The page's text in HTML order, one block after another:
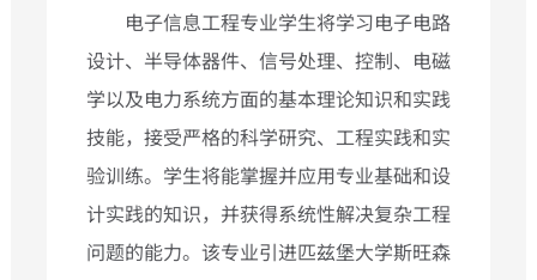
电子信息工程专业学生将学习电子电路
设计、半导体器件、信号处理、控制、电磁
学以及电力系统方面的基本理论知识和实践
技能，接受严格的科学研究、工程实践和实
验训练。学生将能掌握并应用专业基础和设
计实践的知识，并获得系统性解决复杂工程
问题的能力。该专业引进匹兹堡大学斯旺森